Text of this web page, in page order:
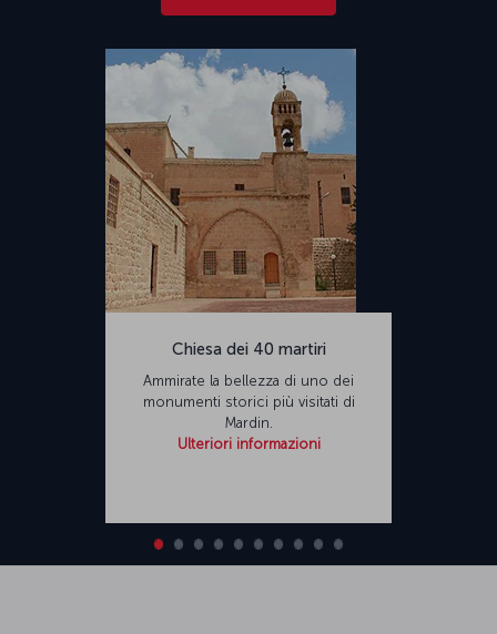
Chiesa dei 40 martiri
Ammirate la bellezza di uno dei
monumenti storici più visitati di
Mardin.
Ulteriori informazioni